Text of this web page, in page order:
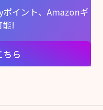
イント、Amazonギ
能!
ちら